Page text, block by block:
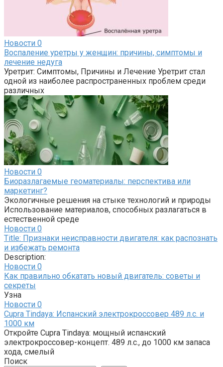
Новости 0
Воспаление уретры у женщин: причины, симптомы и
лечение недуга
Уретрит: Симптомы, Причины и Лечение Уретрит стал
одной из наиболее распространенных проблем среди
различных
Новости 0
Биоразлагаемые геоматериалы: перспектива или
маркетинг?
Экологичные решения на стыке технологий и природы
Использование материалов, способных разлагаться в
естественной среде
Новости 0
Title: Признаки неисправности двигателя: как распознать
и избежать ремонта
Description:
Новости 0
Как правильно обкатать новый двигатель: советы и
секреты
Узна
Новости 0
Cupra Tindaya: Испанский электрокроссовер 489 л.с. и
1000 км
Откройте Cupra Tindaya: мощный испанский
электрокроссовер-концепт. 489 л.с., до 1000 км запаса
хода, смелый
Поиск